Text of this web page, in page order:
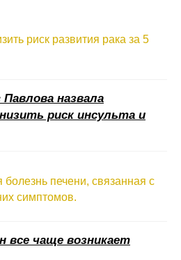
риск развития рака за 5
назвала
риск инсульта и
печени, связанная с
симптомов.
все чаще возникает